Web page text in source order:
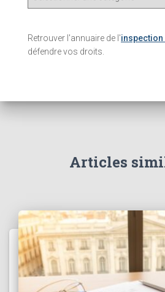
u
Retrouver l'annuaire de l'inspection
défendre vos droits.
Articles